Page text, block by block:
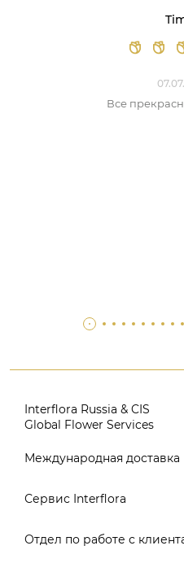
Все
Interflora Russia & CIS
Global Flower Services
Версия для печати
Поиск
Международная доставка
Россия
Европа
Сервис Interflora
Заказ и оплата
Отдел по работе с